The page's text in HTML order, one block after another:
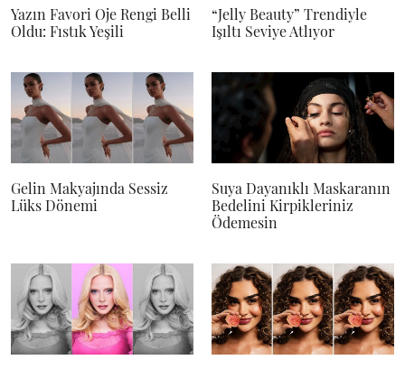
Yazın Favori Oje Rengi Belli
Oldu: Fıstık Yeşili
“Jelly Beauty” Trendiyle
Işıltı Seviye Atlıyor
Gelin Makyajında Sessiz
Lüks Dönemi
Suya Dayanıklı Maskaranın
Bedelini Kirpikleriniz
Ödemesin